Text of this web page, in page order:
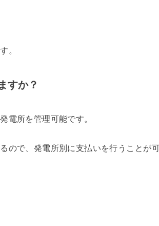
。
すか？
電所を管理可能です。
ので、発電所別に支払いを行うことが